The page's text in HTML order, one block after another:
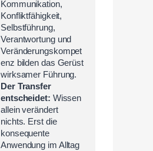
Kommunikation,
Konfliktfähigkeit,
Selbstführung,
Verantwortung und
Veränderungskompet
enz bilden das Gerüst
wirksamer Führung.
Der Transfer
entscheidet: Wissen
allein verändert
nichts. Erst die
konsequente
Anwendung im Alltag